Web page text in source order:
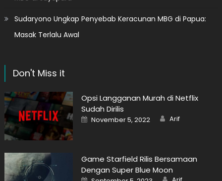
Sudaryono Ungkap Penyebab Keracunan MBG di Papua:
Masak Terlalu Awal
Don't Miss it
Opsi Langganan Murah di Netflix
Sudah Dirilis
Posted
on
November 5, 2022 Author
Arif
Game Starfield Rilis Bersamaan
Dengan Super Blue Moon
Posted Author